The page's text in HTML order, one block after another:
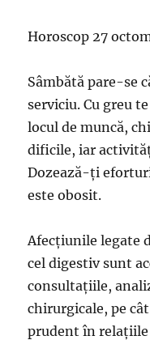
Horoscop 27
Sâmbătă pare-se
serviciu. Cu greu
locul de muncă,
dificile, iar
Dozează-ți
este obosit.
Afecțiunile legate
cel digestiv sunt
consultațiile,
chirurgicale, pe
prudent în